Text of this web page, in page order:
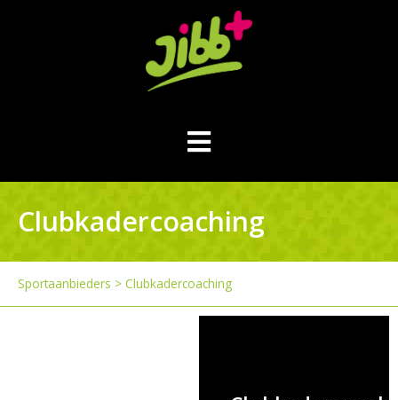
Clubkadercoaching
Sportaanbieders > Clubkadercoaching